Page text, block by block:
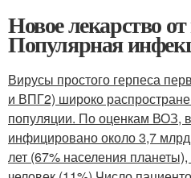
Новое лекарство от
Популярная
Вирусы простого герпеса
и ВПГ2) широко
популяции. По оценкам ВОЗ,
инфицировано около 3,7
лет (67% населения